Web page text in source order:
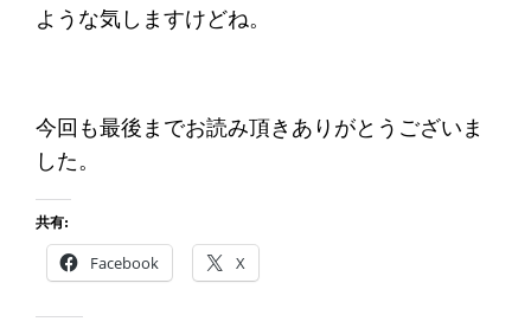
ような気しますけどね。
今回も最後までお読み頂きありがとうございま
した。
共有:
Facebook X